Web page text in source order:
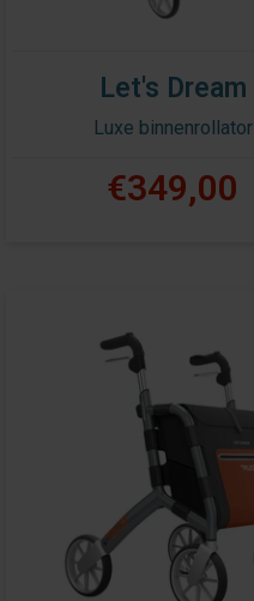
Let's Dream
Luxe binnenrollator
€349,00